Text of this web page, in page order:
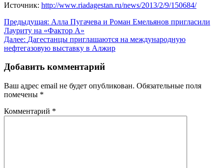
Источник: http://www.riadagestan.ru/news/2013/2/9/150684/
Навигация
по
записям
Предыдущая: Алла Пугачева и Роман Емельянов пригласили
Лауриту на «Фактор А»
Далее: Дагестанцы приглашаются на международную
нефтегазовую выставку в Алжир
Добавить комментарий
Ваш адрес email не будет опубликован. Обязательные поля
помечены *
Комментарий *